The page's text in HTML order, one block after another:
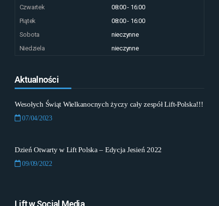
Czwartek
08:00 - 16:00
Piątek
08:00 - 16:00
Sobota
nieczynne
Niedziela
nieczynne
Aktualności
Wesołych Świąt Wielkanocnych życzy cały zespół Lift-Polska!!!
07/04/2023
Dzień Otwarty w Lift Polska – Edycja Jesień 2022
09/09/2022